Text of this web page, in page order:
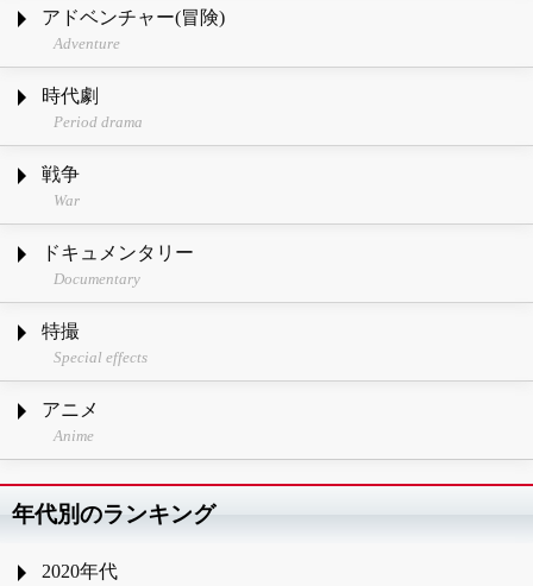
アドベンチャー(冒険)
Adventure
時代劇
Period drama
戦争
War
ドキュメンタリー
Documentary
特撮
Special effects
アニメ
Anime
年代別のランキング
2020年代